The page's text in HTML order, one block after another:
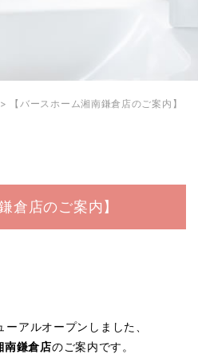
> 【バースホーム湘南鎌倉店のご案内】
倉店のご案内】
アルオープンしました、
南鎌倉店のご案内です。